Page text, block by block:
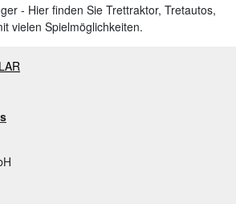
- Hier finden Sie Trettraktor, Tretautos,
vielen Spielmöglichkeiten.